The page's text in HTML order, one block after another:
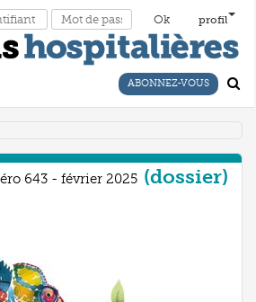
profil
ABONNEZ-VOUS
643 - février 2025 (dossier)